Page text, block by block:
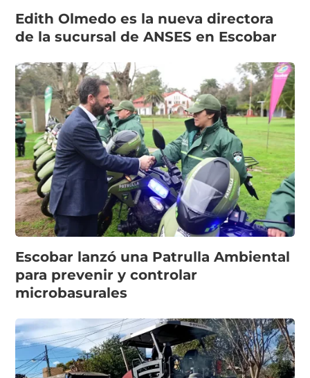
Edith Olmedo es la nueva directora
de la sucursal de ANSES en Escobar
Escobar lanzó una Patrulla Ambiental
para prevenir y controlar
microbasurales